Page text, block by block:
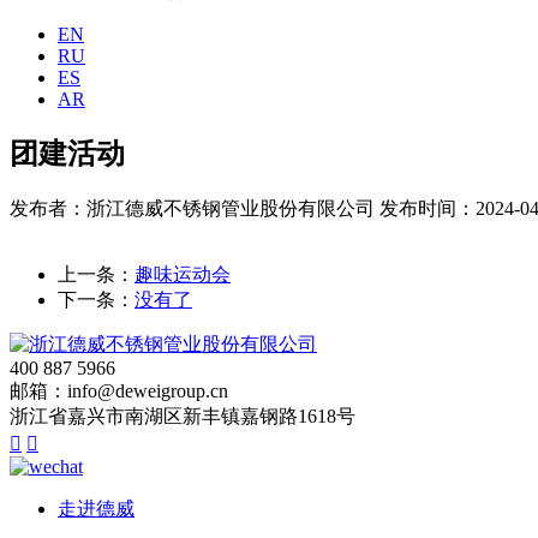
EN
RU
ES
AR
团建活动
发布者：浙江德威不锈钢管业股份有限公司 发布时间：2024-
上一条： 趣味运动会
下一条： 没有了
400 887 5966
邮箱：info@deweigroup.cn
浙江省嘉兴市南湖区新丰镇嘉钢路1618号
 
走进德威